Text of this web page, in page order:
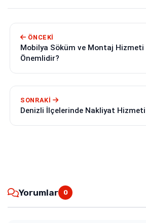
ÖNCEKI
Mobilya Söküm ve Montaj Hizmeti
Önemlidir?
SONRAKI
Denizli İlçelerinde Nakliyat Hizmeti
Yorumlar 0